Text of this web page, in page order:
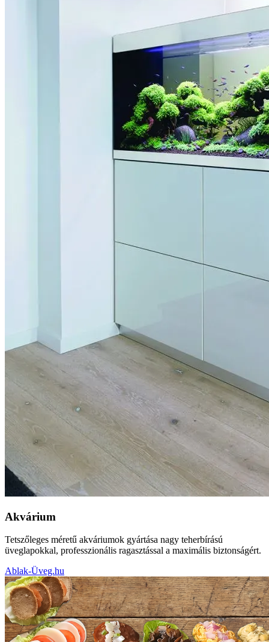
Akvárium
Tetszőleges méretű akváriumok gyártása nagy teherbírású
üveglapokkal, professzionális ragasztással a maximális biztonságért.
Ablak-Üveg.hu